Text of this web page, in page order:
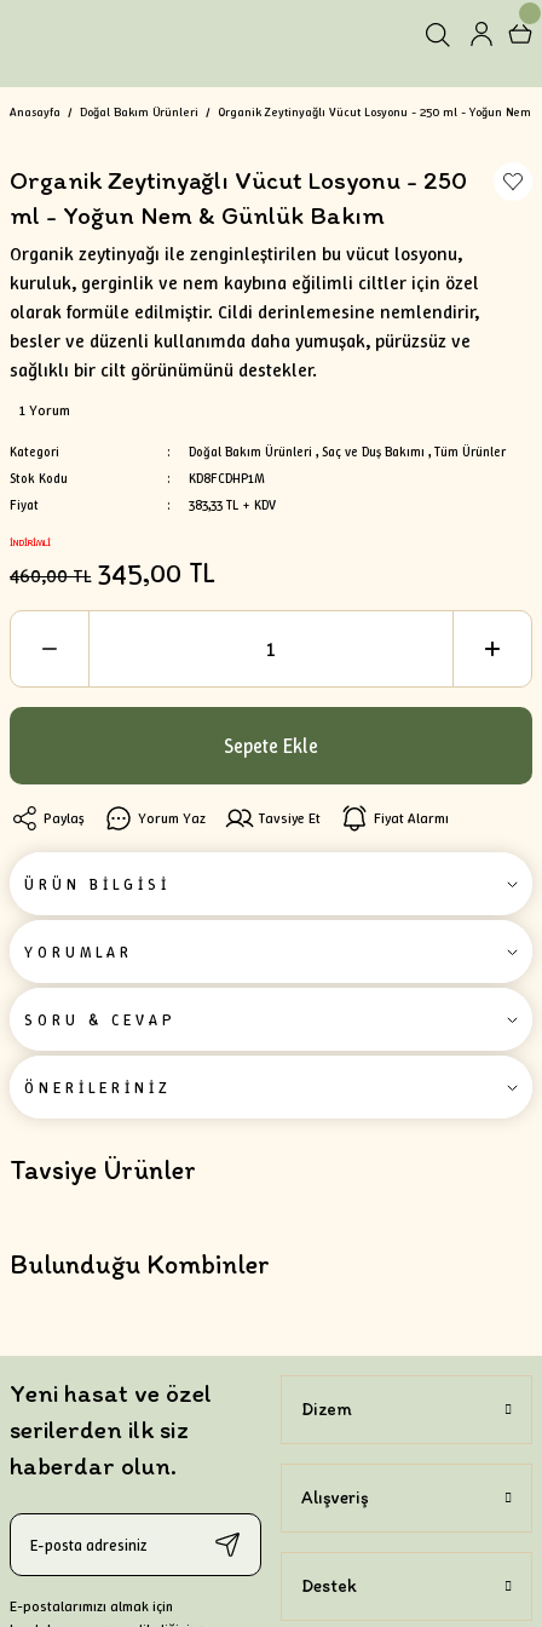
Anasayfa Doğal Bakım Ürünleri Organik Zeytinyağlı Vücut Losyonu - 250 ml - Yoğun Nem
Organik Zeytinyağlı Vücut Losyonu - 250
ml - Yoğun Nem & Günlük Bakım
Organik zeytinyağı ile zenginleştirilen bu vücut losyonu,
kuruluk, gerginlik ve nem kaybına eğilimli ciltler için özel
olarak formüle edilmiştir. Cildi derinlemesine nemlendirir,
besler ve düzenli kullanımda daha yumuşak, pürüzsüz ve
sağlıklı bir cilt görünümünü destekler.
1 Yorum
Kategori Doğal Bakım Ürünleri , Saç ve Duş Bakımı , Tüm Ürünler
Stok Kodu
KD8FCDHP1M
Fiyat
383,33 TL + KDV
İNDİRİMLİ
460,00 TL 345,00 TL
Sepete Ekle
Paylaş Yorum Yaz Tavsiye Et Fiyat Alarmı
ÜRÜN BİLGİSİ
YORUMLAR
SORU & CEVAP
ÖNERİLERİNİZ
Tavsiye Ürünler
İNDİRİMLİ
Lavantanın doğal dokusuyla cildi nazikçe yenileyen bakım sabunu.
Bulunduğu Kombinler
Yeni hasat ve özel
serilerden ilk siz
haberdar olun.
E-postalarımızı almak için
Dizem
Alışveriş
Destek